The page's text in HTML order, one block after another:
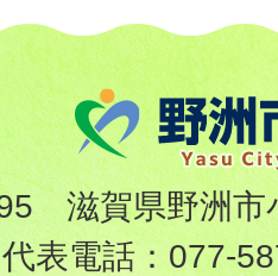
滋賀県野洲市
代表電話： 077-